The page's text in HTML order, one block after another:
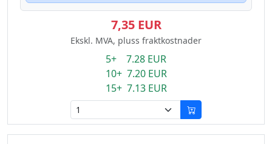
7,35 EUR
Ekskl. MVA, pluss fraktkostnader
5+ 7.28 EUR
10+ 7.20 EUR
15+ 7.13 EUR